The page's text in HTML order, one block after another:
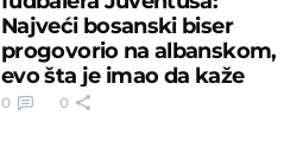
Najveći bosanski biser
progovorio na albanskom,
evo šta je imao da kaže
0 0